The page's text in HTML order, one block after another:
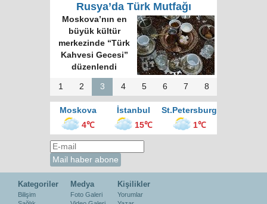
Rusya’da Türk Mutfağı
Moskova’nın en
büyük kültür
merkezinde “Türk
Kahvesi Gecesi”
düzenlendi
1 2 3 4 5 6 7 8
Moskova İstanbul
St.Petersburg
4℃
15℃ 1℃
Kategoriler
Bilişim
Medya
Foto Galeri
Kişilikler
Yorumlar